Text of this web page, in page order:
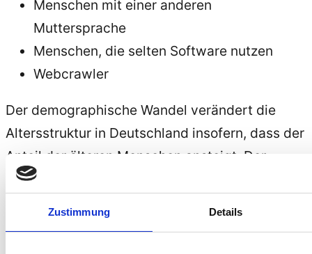
Zustimmung Details
Menschen mit einer anderen
Muttersprache
Menschen, die selten Software nutzen
Webcrawler
Der demographische Wandel verändert die
Altersstruktur in Deutschland insofern, dass der
Anteil der älteren Menschen ansteigt. Der
Einsatz barrierefreier Software wird daher auch